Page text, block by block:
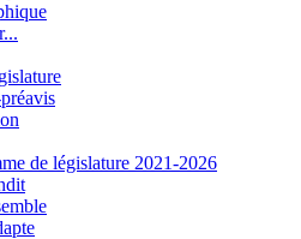
de législature 2021-2026